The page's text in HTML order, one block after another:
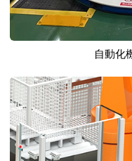
自動化